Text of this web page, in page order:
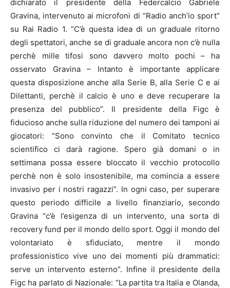
dichiarato il presidente della Federcalcio Gabriele
Gravina, intervenuto ai microfoni di “Radio anch’io sport”
su Rai Radio 1. “C’è questa idea di un graduale ritorno
degli spettatori, anche se di graduale ancora non c’è nulla
perchè mille tifosi sono davvero molto pochi – ha
osservato Gravina – Intanto è importante applicare
questa disposizione anche alla Serie B, alla Serie C e ai
Dilettanti, perchè il calcio è uno e deve recuperare la
presenza del pubblico”. Il presidente della Figc è
fiducioso anche sulla riduzione del numero dei tamponi ai
giocatori: “Sono convinto che il Comitato tecnico
scientifico ci darà ragione. Spero già domani o in
settimana possa essere bloccato il vecchio protocollo
perchè non è solo insostenibile, ma comincia a essere
invasivo per i nostri ragazzi”. In ogni caso, per superare
questo periodo difficile a livello finanziario, secondo
Gravina “c’è l’esigenza di un intervento, una sorta di
recovery fund per il mondo dello sport. Oggi il mondo del
volontariato è sfiduciato, mentre il mondo
professionistico vive uno dei momenti più drammatici:
serve un intervento esterno”. Infine il presidente della
Figc ha parlato di Nazionale: “La partita tra Italia e Olanda,